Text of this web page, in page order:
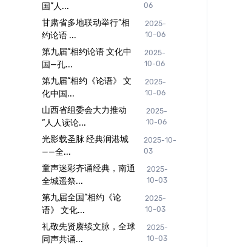
国”人...
06
甘肃省多地联动举行“相
约论语 ...
2025-
10-06
第九届“相约论语 文化中
国—孔...
2025-
10-06
第九届“相约《论语》 文
化中国...
2025-
10-06
山西省组委会大力推动
“人人读论...
2025-
10-06
光影载圣脉 经典润港城
——全...
2025-10-
03
童声迷彩齐诵经典，南通
全城遥祭...
2025-
10-03
第九届全国“相约《论
语》 文化...
2025-
10-03
礼敬先贤赓续文脉，全球
同声共诵...
2025-
10-03